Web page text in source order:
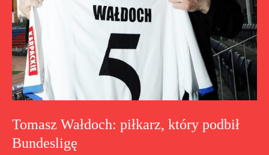
Tomasz Wałdoch: piłkarz, który podbił
Bundesligę